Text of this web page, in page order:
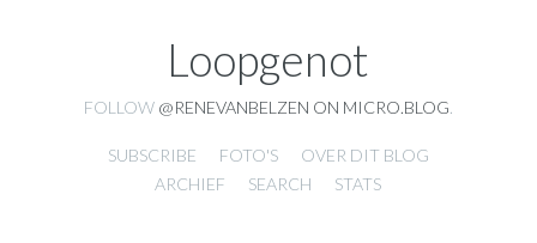
Loopgenot
FOLLOW @RENEVANBELZEN ON MICRO.BLOG
SUBSCRIBE FOTO'S
OVER DIT BLOG
ARCHIEF
SEARCH STATS